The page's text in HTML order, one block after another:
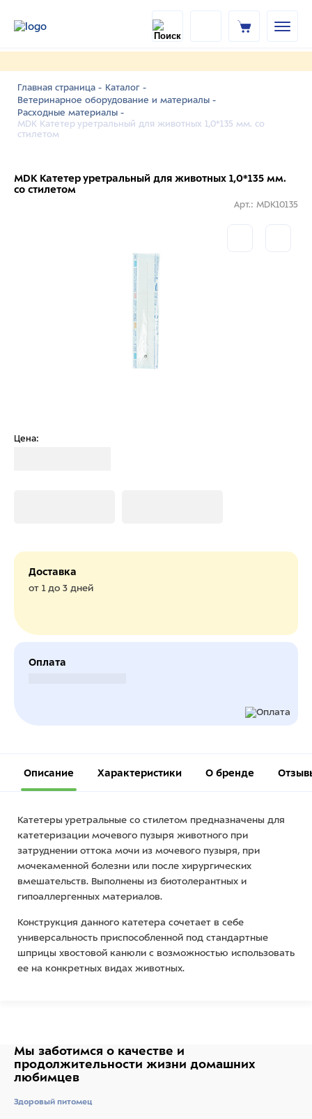
Главная страница - Каталог -
Ветеринарное оборудование и материалы -
Расходные материалы -
MDK Катетер уретральный для животных 1,0*135 мм. со
стилетом
MDK Катетер уретральный для животных 1,0*135 мм.
со стилетом
Арт.: MDK10135
Цена:
Доставка
от 1 до 3 дней
Оплата
Описание Характеристики О бренде
Катетеры уретральные со стилетом предназначены для
катетеризации мочевого пузыря животного при
затруднении оттока мочи из мочевого пузыря, при
мочекаменной болезни или после хирургических
вмешательств. Выполнены из биотолерантных и
гипоаллергенных материалов.
Конструкция данного катетера сочетает в себе
универсальность приспособленной под стандартные
шприцы хвостовой канюли с возможностью использовать
ее на конкретных видах животных.
Изделие размером 1,0х135 мм с металлическим стилетом
(мандреной) можно использовать для дренирования
мочевой системы кошек.
Мы заботимся о качестве и
продолжительности жизни домашних
любимцев
Здоровый питомец